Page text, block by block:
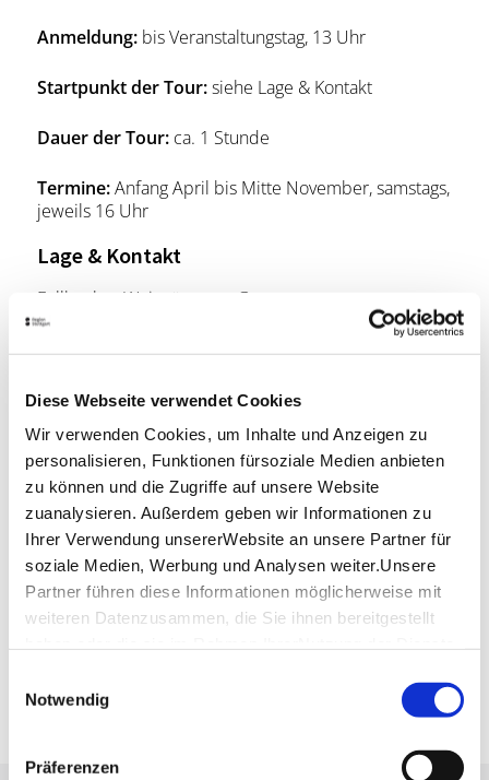
Diese Webseite verwendet Cookies
Wir verwenden Cookies, um Inhalte und Anzeigen zu
personalisieren, Funktionen fürsoziale Medien anbieten
zu können und die Zugriffe auf unsere Website
zuanalysieren. Außerdem geben wir Informationen zu
Ihrer Verwendung unsererWebsite an unsere Partner für
soziale Medien, Werbung und Analysen weiter.Unsere
Partner führen diese Informationen möglicherweise mit
weiteren Datenzusammen, die Sie ihnen bereitgestellt
Impressum
Notwendig
Präferenzen
Anmeldung:bis Veranstaltungstag, 13 Uhr
Startpunkt der Tour:siehe Lage & Kontakt
Dauer der Tour:ca. 1 Stunde
Termine:Anfang April bis Mitte November, samstags,
jeweils 16 Uhr
Lage & Kontakt
Fellbacher Weingärtner e.G.
Kappelbergstraße 48
Mail:info@fellbacher-weine.de
Website:www.fellbacher-weine.de
Planen Sie Ihre Anreise
Verkehrs- und Tarifverbund Stuttgart GmbH
Fahrplanauskunft des VVS
Deutsche Bahn AG